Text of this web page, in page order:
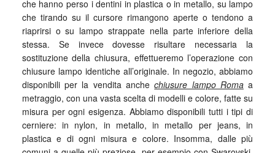
che hanno perso i dentini in plastica o in metallo, su lampo
che tirando su il cursore rimangono aperte o tendono a
riaprirsi o su lampo strappate nella parte inferiore della
stessa. Se invece dovesse risultare necessaria la
sostituzione della chiusura, effettueremo l’operazione con
chiusure lampo identiche all’originale. In negozio, abbiamo
disponibili per la vendita anchechiusure lampo Romaa
metraggio, con una vasta scelta di modelli e colore, fatte su
misura per ogni esigenza. Abbiamo disponibili tutti i tipi di
cerniere: in nylon, in metallo, in metallo per jeans, in
plastica e di ogni misura e colore. Insomma, dalle più